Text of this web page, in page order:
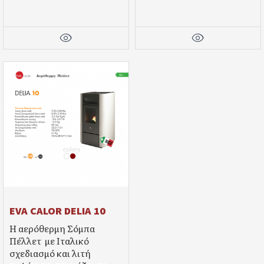
EVA CALOR DELIA 10
Η αερόθερμη Σόμπα
Πέλλετ με Ιταλικό
σχεδιασμό και λιτή